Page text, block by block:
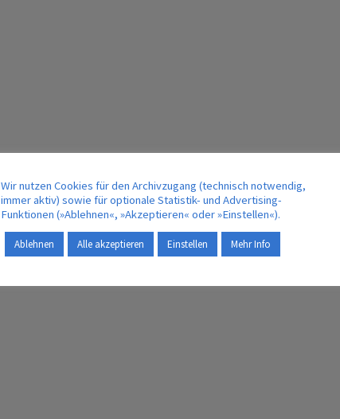
Wir nutzen Cookies für den Archivzugang (technisch notwendig,
immer aktiv) sowie für optionale Statistik- und Advertising-
Funktionen (»Ablehnen«, »Akzeptieren« oder »Einstellen«).
Ablehnen Alle akzeptieren Einstellen Mehr Info